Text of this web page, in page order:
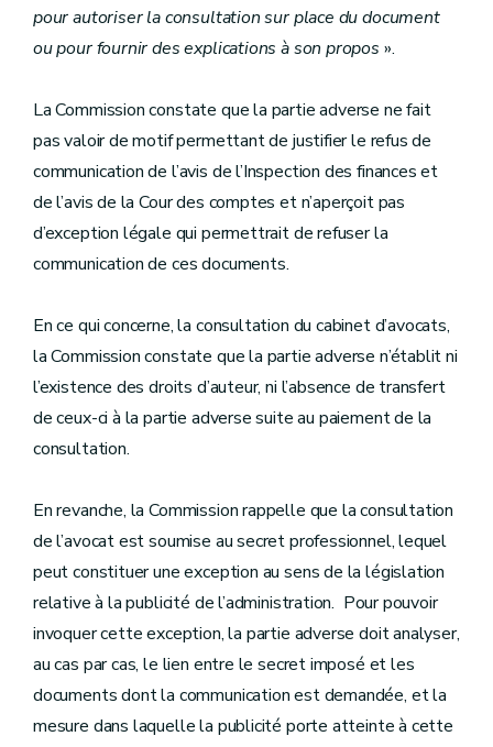
pour autoriser la consultation sur place du document
ou pour fournir des explications à son propos ».
La Commission constate que la partie adverse ne fait
pas valoir de motif permettant de justifier le refus de
communication de l’avis de l’Inspection des finances et
de l’avis de la Cour des comptes et n’aperçoit pas
d’exception légale qui permettrait de refuser la
communication de ces documents.
En ce qui concerne, la consultation du cabinet d’avocats,
la Commission constate que la partie adverse n’établit ni
l’existence des droits d’auteur, ni l’absence de transfert
de ceux-ci à la partie adverse suite au paiement de la
consultation.
En revanche, la Commission rappelle que la consultation
de l’avocat est soumise au secret professionnel, lequel
peut constituer une exception au sens de la législation
relative à la publicité de l’administration. Pour pouvoir
invoquer cette exception, la partie adverse doit analyser,
au cas par cas, le lien entre le secret imposé et les
documents dont la communication est demandée, et la
mesure dans laquelle la publicité porte atteinte à cette